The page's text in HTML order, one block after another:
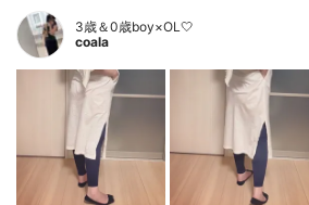
3歳＆0歳boy×OL🤍
coala